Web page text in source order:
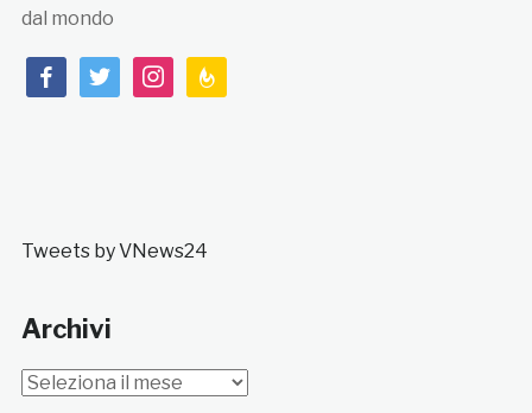
dal mondo
facebooktwitterinstagramfeedburner
Tweets by VNews24
Archivi
Archivi